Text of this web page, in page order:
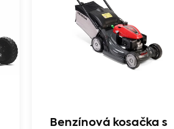
Benzínová kosačka s